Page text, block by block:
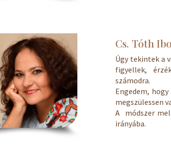
Cs. Tóth
Úgy tekintek a
figyellek,
számodra.
Engedem,
megszülessen
A módszer
irányába.